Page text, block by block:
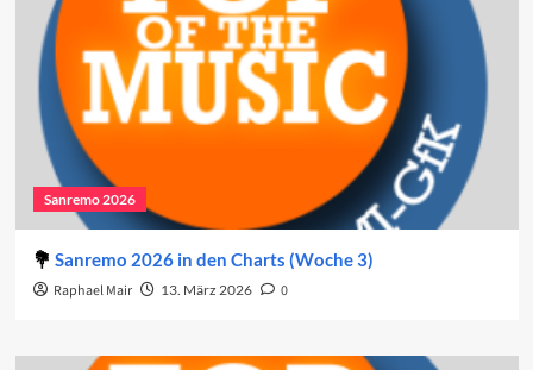
Sanremo 2026
Sanremo 2026 in den Charts (Woche 3)
Raphael Mair 13. März 2026 0